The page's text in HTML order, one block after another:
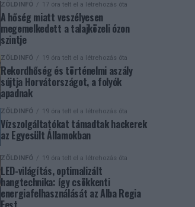
ZÖLDINFÓ 17 óra telt el a létrehozás óta
A hőség miatt veszélyesen
megemelkedett a talajközeli ózon
szintje
ZÖLDINFÓ 19 óra telt el a létrehozás óta
Rekordhőség és történelmi aszály
sújtja Horvátországot, a folyók
apadnak
ZÖLDINFÓ 19 óra telt el a létrehozás óta
Vízszolgáltatókat támadtak hackerek
az Egyesült Államokban
ZÖLDINFÓ 19 óra telt el a létrehozás óta
LED-világítás, optimalizált
hangtechnika: így csökkenti
energiafelhasználását az Alba Regia